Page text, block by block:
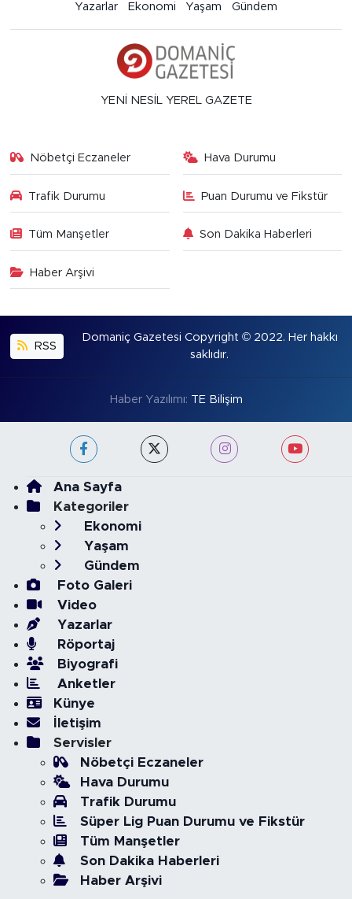
Yazarlar Ekonomi Yaşam Gündem
YENİ NESİL YEREL GAZETE
Nöbetçi Eczaneler Hava Durumu
Trafik Durumu Puan Durumu ve Fikstür
Tüm Manşetler Son Dakika Haberleri
Haber Arşivi
RSS
Domaniç Gazetesi Copyright © 2022. Her hakkı
saklıdır.
Haber Yazılımı: TE Bilişim
Ana Sayfa
Kategoriler
Ekonomi
Yaşam
Gündem
Foto Galeri
Video
Yazarlar
Röportaj
Biyografi
Anketler
Künye
İletişim
Servisler
Nöbetçi Eczaneler
Hava Durumu
Trafik Durumu
Süper Lig Puan Durumu ve Fikstür
Tüm Manşetler
Son Dakika Haberleri
Haber Arşivi